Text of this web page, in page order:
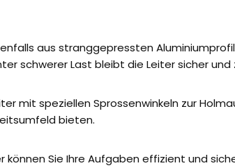
aus stranggepressten
schwerer Last bleibt die Leiter sicher
mit speziellen Sprossenwinkeln zur
bieten.
können Sie Ihre Aufgaben effizient und